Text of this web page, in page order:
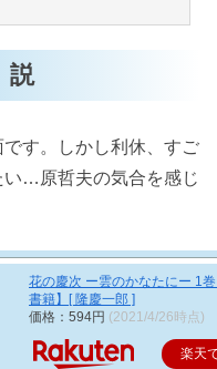
す。しかし利休、すご
い…原哲夫の気合を感じ
花の慶次 ー雲のかなたにー 1
書籍】[ 隆慶一郎 ]
価格：594円 (2021/4/26時点)
楽天